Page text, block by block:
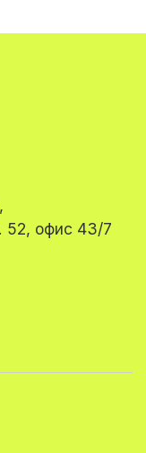
52, офис 43/7